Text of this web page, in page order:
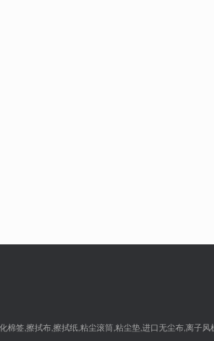
签,擦拭布,擦拭纸,粘尘滚筒,粘尘垫,进口无尘布,离子